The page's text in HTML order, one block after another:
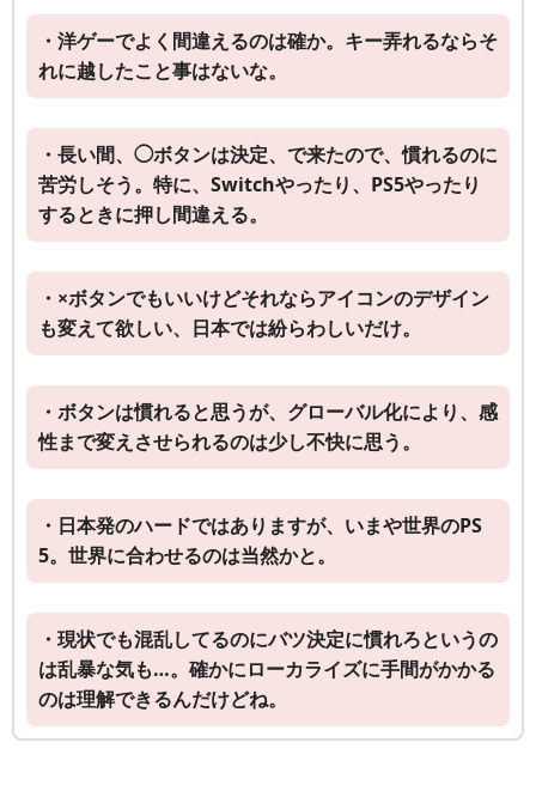
・洋ゲーでよく間違えるのは確か。キー弄れるならそ
れに越したこと事はないな。
・長い間、◯ボタンは決定、で来たので、慣れるのに
苦労しそう。特に、Switchやったり、PS5やったり
するときに押し間違える。
・×ボタンでもいいけどそれならアイコンのデザイン
も変えて欲しい、日本では紛らわしいだけ。
・ボタンは慣れると思うが、グローバル化により、感
性まで変えさせられるのは少し不快に思う。
・日本発のハードではありますが、いまや世界のPS
5。世界に合わせるのは当然かと。
・現状でも混乱してるのにバツ決定に慣れろというの
は乱暴な気も…。確かにローカライズに手間がかかる
のは理解できるんだけどね。